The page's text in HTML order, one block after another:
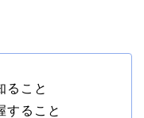
ること
すること